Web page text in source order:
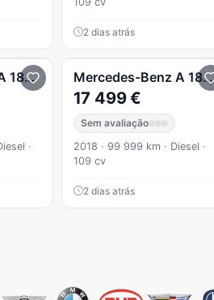
2 dias atrás
180 CDI BE Urban
·
Mercedes-Benz A 180
17 499 €
Sem avaliação
2018 · 99 999 km · Diesel ·
109 cv
2 dias atrás